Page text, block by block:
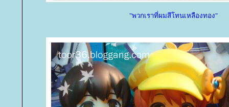
"พวกเราที่ผมสีโทนเหลืองทอง"